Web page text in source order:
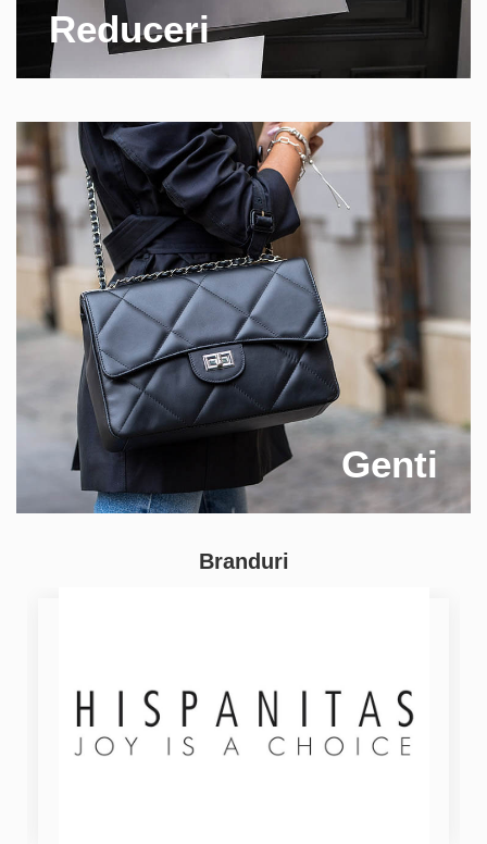
Reduceri
Genti
Branduri